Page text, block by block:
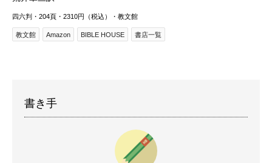
四六判・204頁・2310円（税込）・教文館
教文館 Amazon BIBLE HOUSE 書店一覧
書き手